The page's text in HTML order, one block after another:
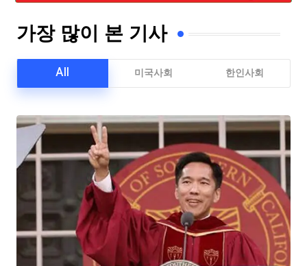
가장 많이 본 기사
All 미국사회 한인사회